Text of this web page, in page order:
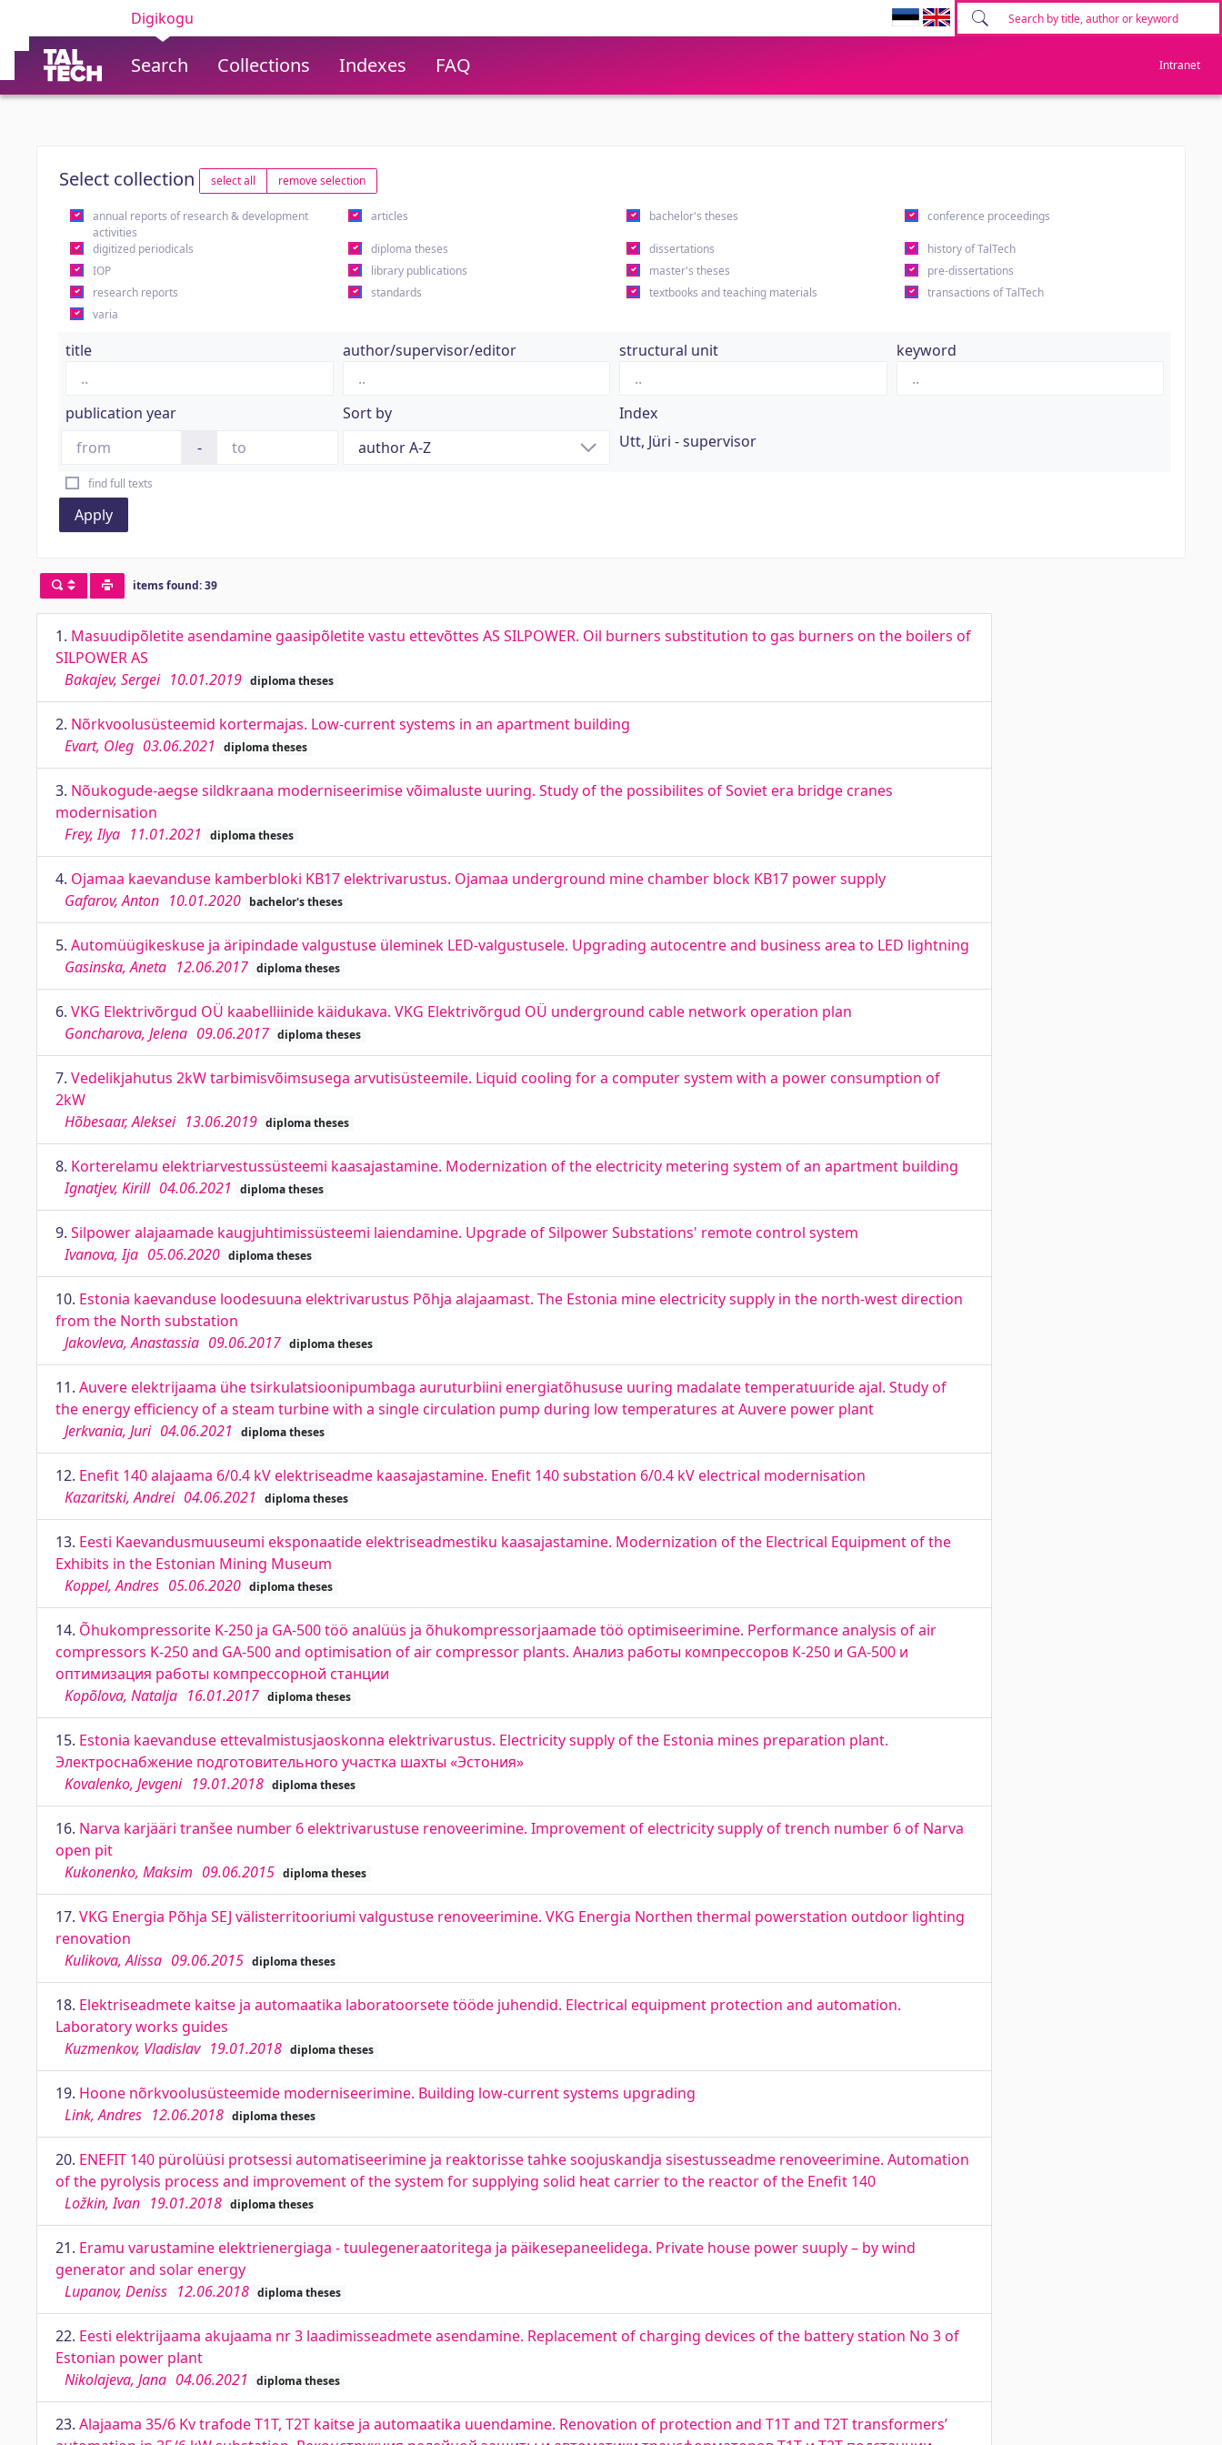
Digikogu
Search Collections Indexes FAQ Intranet
Select collection select all remove selection
annual reports of research & development
activities
articles bachelor's theses conference proceedings
digitized periodicals diploma theses dissertations
history of TalTech
IOP
library publications master's theses
pre-dissertations
research reports
standards textbooks and teaching materials
transactions of TalTech
varia
title author/supervisor/editor structural unit keyword
publication year
-
Sort by
Index
Utt, Jüri - supervisor
find full texts
Apply
items found: 39
1. Masuudipõletite asendamine gaasipõletite vastu ettevõttes AS SILPOWER. Oil burners substitution to gas burners on the boilers of
SILPOWER AS
Bakajev, Sergei 10.01.2019 diploma theses
2. Nõrkvoolusüsteemid kortermajas. Low-current systems in an apartment building
Evart, Oleg 03.06.2021 diploma theses
3. Nõukogude-aegse sildkraana moderniseerimise võimaluste uuring. Study of the possibilites of Soviet era bridge cranes
modernisation
Frey, Ilya 11.01.2021 diploma theses
4. Ojamaa kaevanduse kamberbloki KB17 elektrivarustus. Ojamaa underground mine chamber block KB17 power supply
Gafarov, Anton 10.01.2020 bachelor's theses
5. Automüügikeskuse ja äripindade valgustuse üleminek LED-valgustusele. Upgrading autocentre and business area to LED lightning
Gasinska, Aneta 12.06.2017 diploma theses
6. VKG Elektrivõrgud OÜ kaabelliinide käidukava. VKG Elektrivõrgud OÜ underground cable network operation plan
Goncharova, Jelena 09.06.2017 diploma theses
7. Vedelikjahutus 2kW tarbimisvõimsusega arvutisüsteemile. Liquid cooling for a computer system with a power consumption of
2kW
Hõbesaar, Aleksei 13.06.2019 diploma theses
8. Korterelamu elektriarvestussüsteemi kaasajastamine. Modernization of the electricity metering system of an apartment building
Ignatjev, Kirill 04.06.2021 diploma theses
9. Silpower alajaamade kaugjuhtimissüsteemi laiendamine. Upgrade of Silpower Substations' remote control system
Ivanova, Ija 05.06.2020 diploma theses
10. Estonia kaevanduse loodesuuna elektrivarustus Põhja alajaamast. The Estonia mine electricity supply in the north-west direction
from the North substation
Jakovleva, Anastassia 09.06.2017 diploma theses
11. Auvere elektrijaama ühe tsirkulatsioonipumbaga auruturbiini energiatõhususe uuring madalate temperatuuride ajal. Study of
the energy efficiency of a steam turbine with a single circulation pump during low temperatures at Auvere power plant
Jerkvania, Juri 04.06.2021 diploma theses
12. Enefit 140 alajaama 6/0.4 kV elektriseadme kaasajastamine. Enefit 140 substation 6/0.4 kV electrical modernisation
Kazaritski, Andrei 04.06.2021 diploma theses
13. Eesti Kaevandusmuuseumi eksponaatide elektriseadmestiku kaasajastamine. Modernization of the Electrical Equipment of the
Exhibits in the Estonian Mining Museum
Koppel, Andres 05.06.2020 diploma theses
14. Õhukompressorite K-250 ja GA-500 töö analüüs ja õhukompressorjaamade töö optimiseerimine. Performance analysis of air
compressors K-250 and GA-500 and optimisation of air compressor plants. Анализ работы компрессоров К-250 и GA-500 и
оптимизация работы компрессорной станции
Kopõlova, Natalja 16.01.2017 diploma theses
15. Estonia kaevanduse ettevalmistusjaoskonna elektrivarustus. Electricity supply of the Estonia mines preparation plant.
Электроснабжение подготовительного участка шахты «Эстония»
Kovalenko, Jevgeni 19.01.2018 diploma theses
16. Narva karjääri tranšee number 6 elektrivarustuse renoveerimine. Improvement of electricity supply of trench number 6 of Narva
open pit
Kukonenko, Maksim 09.06.2015 diploma theses
17. VKG Energia Põhja SEJ välisterritooriumi valgustuse renoveerimine. VKG Energia Northen thermal powerstation outdoor lighting
renovation
Kulikova, Alissa 09.06.2015 diploma theses
18. Elektriseadmete kaitse ja automaatika laboratoorsete tööde juhendid. Electrical equipment protection and automation.
Laboratory works guides
Kuzmenkov, Vladislav 19.01.2018 diploma theses
19. Hoone nõrkvoolusüsteemide moderniseerimine. Building low-current systems upgrading
Link, Andres 12.06.2018 diploma theses
20. ENEFIT 140 pürolüüsi protsessi automatiseerimine ja reaktorisse tahke soojuskandja sisestusseadme renoveerimine. Automation
of the pyrolysis process and improvement of the system for supplying solid heat carrier to the reactor of the Enefit 140
Ložkin, Ivan 19.01.2018 diploma theses
21. Eramu varustamine elektrienergiaga - tuulegeneraatoritega ja päikesepaneelidega. Private house power suuply – by wind
generator and solar energy
Lupanov, Deniss 12.06.2018 diploma theses
22. Eesti elektrijaama akujaama nr 3 laadimisseadmete asendamine. Replacement of charging devices of the battery station No 3 of
Estonian power plant
Nikolajeva, Jana 04.06.2021 diploma theses
23. Alajaama 35/6 Kv trafode T1T, T2T kaitse ja automaatika uuendamine. Renovation of protection and T1T and T2T transformers’